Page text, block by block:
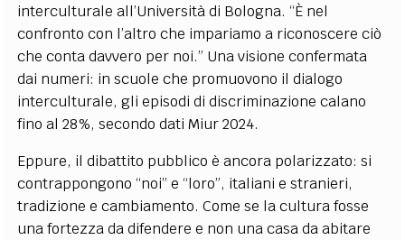
interculturale all’Università di Bologna. “È nel
confronto con l’altro che impariamo a riconoscere ciò
che conta davvero per noi.” Una visione confermata
dai numeri: in scuole che promuovono il dialogo
interculturale, gli episodi di discriminazione calano
fino al 28%, secondo dati Miur 2024.
Eppure, il dibattito pubblico è ancora polarizzato: si
contrappongono “noi” e “loro”, italiani e stranieri,
tradizione e cambiamento. Come se la cultura fosse
una fortezza da difendere e non una casa da abitare